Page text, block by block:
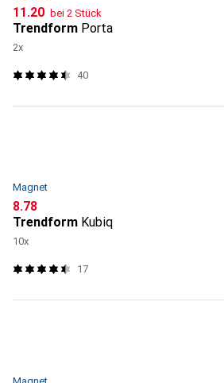
CHF
11.20 bei 2 Stück
Trendform Porta
2x
40
Magnet
CHF
8.78
Trendform Kubiq
10x
17